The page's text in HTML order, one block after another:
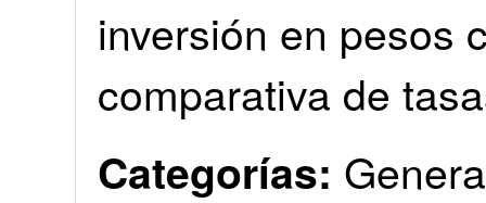
inversión en pesos
comparativa de
Categorías: